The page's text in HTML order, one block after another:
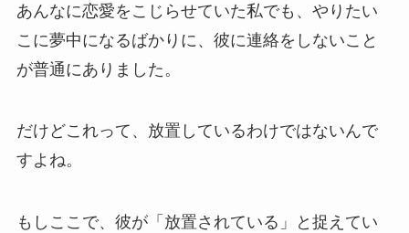
あんなに恋愛をこじらせていた私でも、やりたい
こに夢中になるばかりに、彼に連絡をしないこと
が普通にありました。
だけどこれって、放置しているわけではないんで
すよね。
もしここで、彼が「放置されている」と捉えてい